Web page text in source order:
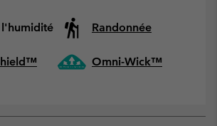
l'humidité Randonnée
Omni-Wick™